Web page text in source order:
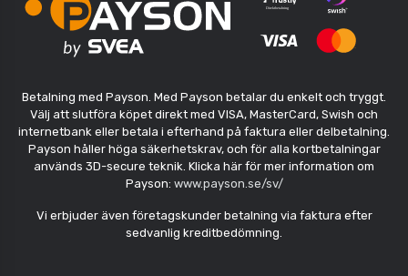
Betalning med Payson. Med Payson betalar du enkelt och tryggt.
Välj att slutföra köpet direkt med VISA, MasterCard, Swish och
internetbank eller betala i efterhand på faktura eller delbetalning.
Payson håller höga säkerhetskrav, och för alla kortbetalningar
används 3D-secure teknik. Klicka här för mer information om
Payson: www.payson.se/sv/
Vi erbjuder även företagskunder betalning via faktura efter
sedvanlig kreditbedömning.